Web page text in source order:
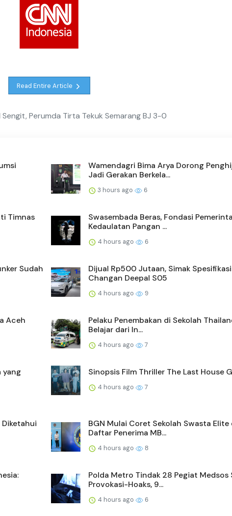
Read Entire Article
Sengit, Perumda Tirta Tekuk Semarang BJ 3-0
Wamendagri Bima Arya Dorong
Jadi Gerakan Berkela...
3 hours ago 6
Timnas
Swasembada Beras, Fondasi
Kedaulatan Pangan ...
4 hours ago 6
Sudah
Dijual Rp500 Jutaan, Simak Spesifikasi
Changan Deepal S05
4 hours ago 9
Aceh
Pelaku Penembakan di Sekolah
Belajar dari In...
4 hours ago 7
yang
Sinopsis Film Thriller The Last House
4 hours ago 7
Diketahui
BGN Mulai Coret Sekolah Swasta Elite
Daftar Penerima MB...
4 hours ago 8
Polda Metro Tindak 28 Pegiat Medsos
Provokasi-Hoaks, 9...
4 hours ago 6